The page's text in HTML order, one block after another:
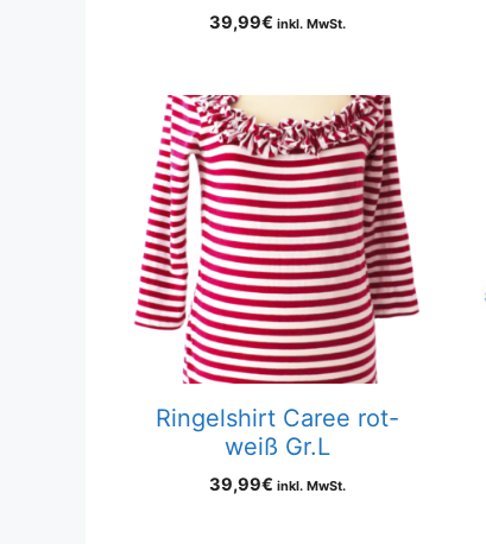
39,99€ inkl. MwSt.
Ringelshirt Caree rot-
weiß Gr.L
39,99€ inkl. MwSt.